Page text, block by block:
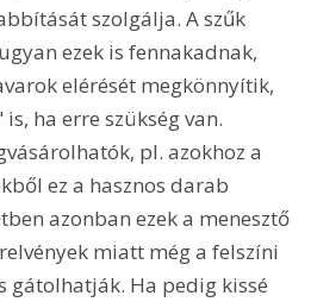
szolgálja. A szűk
ezek is fennakadnak,
elérését megkönnyítik,
ha erre szükség van.
pl. azokhoz a
ez a hasznos darab
azonban ezek a menesztő
miatt még a felszíni
gátolhatják. Ha pedig kissé